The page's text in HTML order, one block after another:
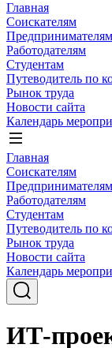
Главная
Соискателям
Предпринимателям
Работодателям
Студентам
Путеводитель по
Рынок труда
Новости сайта
Календарь
Главная
Соискателям
Предпринимателям
Работодателям
Студентам
Путеводитель по
Рынок труда
Новости сайта
Календарь
ИТ-